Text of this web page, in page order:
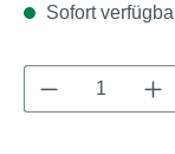
Sofort
Produkt